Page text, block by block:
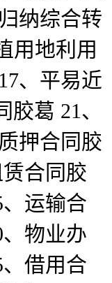
纳综合转
用地利用
、平易近
葛 21、
押合同胶
合同胶
运输合
物业办
借用合